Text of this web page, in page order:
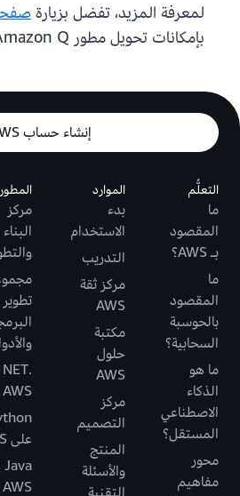
لمعرفة المزيد، تفضل بزيارة
بإمكانات تحويل مطور Amazon Q.
إنشاء حساب AWS
التعلُّم
ما
المقصود
بـ AWS؟
ما
المقصود
بالحوسبة
السحابية؟
ما هو
الذكاء
الاصطناعي
المستقل؟
محور
مفاهيم
الموارد
بدء
الاستخدام
التدريب
مركز ثقة
AWS
مكتبة
حلول
AWS
مركز
التصميم
المنتج
والأسئلة
مركز
البناء
تطوير
AWS
على AWS
AWS